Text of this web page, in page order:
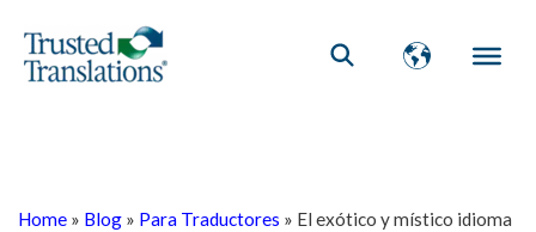
Home » Blog » Para Traductores » El exótico y místico idioma